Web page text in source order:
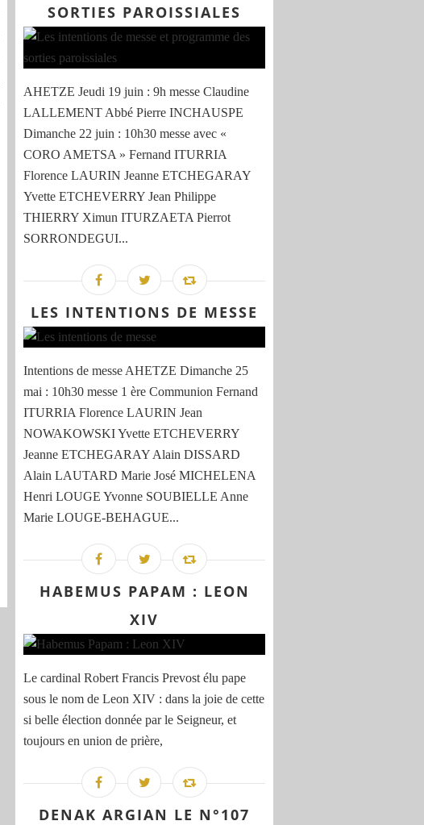
SORTIES PAROISSIALES
AHETZE Jeudi 19 juin : 9h messe Claudine
LALLEMENT Abbé Pierre INCHAUSPE
Dimanche 22 juin : 10h30 messe avec «
CORO AMETSA » Fernand ITURRIA
Florence LAURIN Jeanne ETCHEGARAY
Yvette ETCHEVERRY Jean Philippe
THIERRY Ximun ITURZAETA Pierrot
SORRONDEGUI...
LES INTENTIONS DE MESSE
Intentions de messe AHETZE Dimanche 25
mai : 10h30 messe 1 ère Communion Fernand
ITURRIA Florence LAURIN Jean
NOWAKOWSKI Yvette ETCHEVERRY
Jeanne ETCHEGARAY Alain DISSARD
Alain LAUTARD Marie José MICHELENA
Henri LOUGE Yvonne SOUBIELLE Anne
Marie LOUGE-BEHAGUE...
HABEMUS PAPAM : LEON
XIV
Le cardinal Robert Francis Prevost élu pape
sous le nom de Leon XIV : dans la joie de cette
si belle élection donnée par le Seigneur, et
toujours en union de prière,
DENAK ARGIAN LE N°107